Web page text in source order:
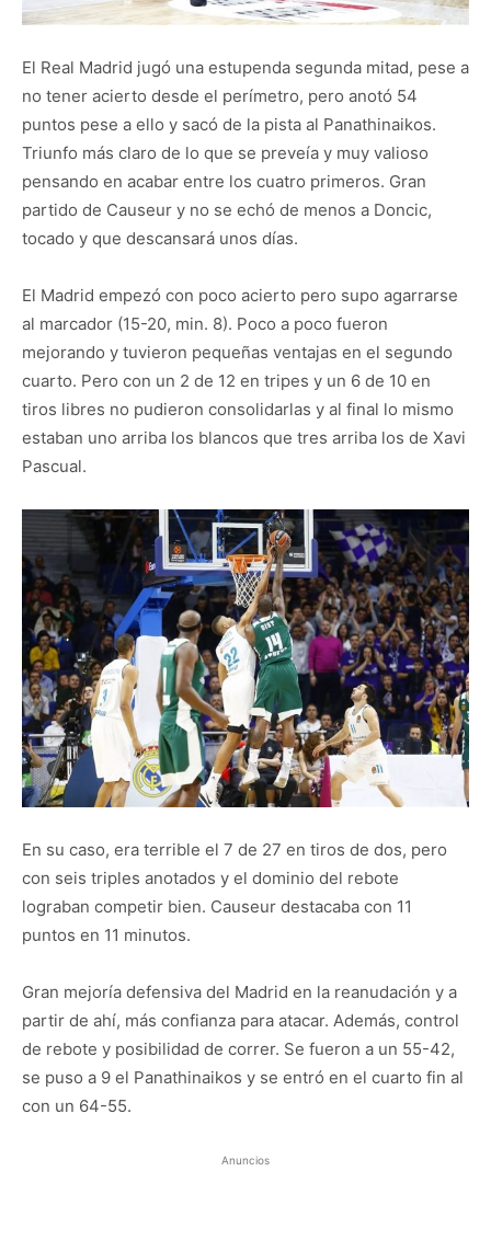
El Real Madrid jugó una estupenda segunda mitad, pese a
no tener acierto desde el perímetro, pero anotó 54
puntos pese a ello y sacó de la pista al Panathinaikos.
Triunfo más claro de lo que se preveía y muy valioso
pensando en acabar entre los cuatro primeros. Gran
partido de Causeur y no se echó de menos a Doncic,
tocado y que descansará unos días.
El Madrid empezó con poco acierto pero supo agarrarse
al marcador (15-20, min. 8). Poco a poco fueron
mejorando y tuvieron pequeñas ventajas en el segundo
cuarto. Pero con un 2 de 12 en tripes y un 6 de 10 en
tiros libres no pudieron consolidarlas y al final lo mismo
estaban uno arriba los blancos que tres arriba los de Xavi
Pascual.
En su caso, era terrible el 7 de 27 en tiros de dos, pero
con seis triples anotados y el dominio del rebote
lograban competir bien. Causeur destacaba con 11
puntos en 11 minutos.
Gran mejoría defensiva del Madrid en la reanudación y a
partir de ahí, más confianza para atacar. Además, control
de rebote y posibilidad de correr. Se fueron a un 55-42,
se puso a 9 el Panathinaikos y se entró en el cuarto fin al
con un 64-55.
Anuncios